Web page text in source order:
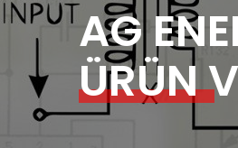
AG
ÜRÜN